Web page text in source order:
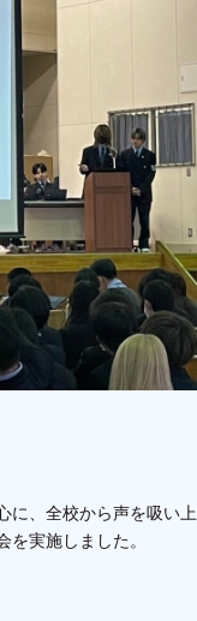
に、全校から声を吸い上
実施しました。